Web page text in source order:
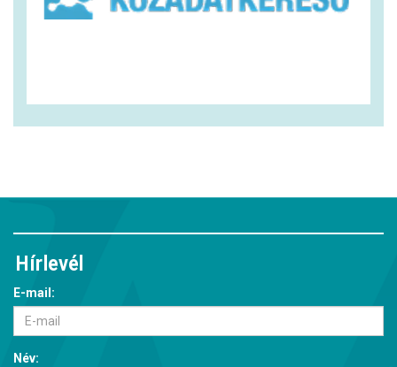
Hírlevél
E-mail:
Név: